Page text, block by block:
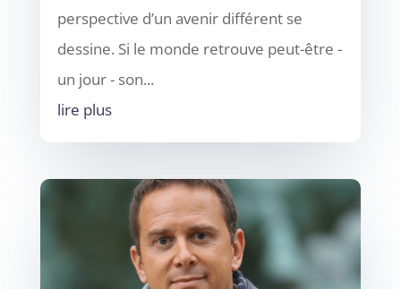
perspective d’un avenir différent se
dessine. Si le monde retrouve peut-être -
un jour - son...
lire plus